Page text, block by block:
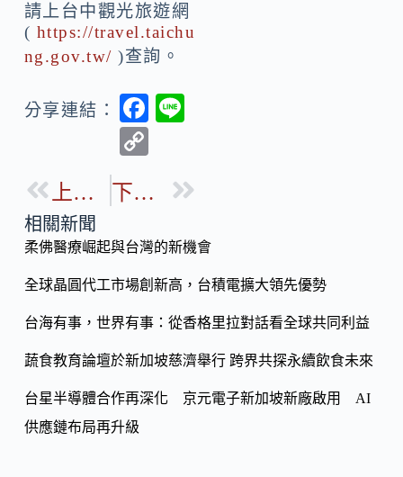
請上台中觀光旅遊網
( https://travel.taichu
ng.gov.tw/ )查詢。
分享連結：
F
b
o
k
p
Li
n
k
上一篇 下一篇
相關新聞
柔佛醫療崛起與台灣的新機會
全球晶圓代工市場創新高，台積電擴大領先優勢
台海有事，世界有事：從香格里拉對話看全球共同利益
蔬食教育論壇於新加坡慈濟舉行 跨界共探永續飲食未來
台星半導體合作再深化 京元電子新加坡新廠啟用 AI
供應鏈布局再升級